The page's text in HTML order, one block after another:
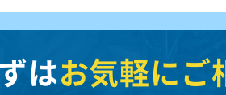
はお気軽にご